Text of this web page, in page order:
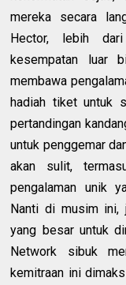
mereka secara
Hector, lebih dari
kesempatan luar
membawa
hadiah tiket untuk
pertandingan
untuk penggemar
akan sulit,
pengalaman unik
Nanti di musim ini,
yang besar untuk
Network sibuk
kemitraan ini